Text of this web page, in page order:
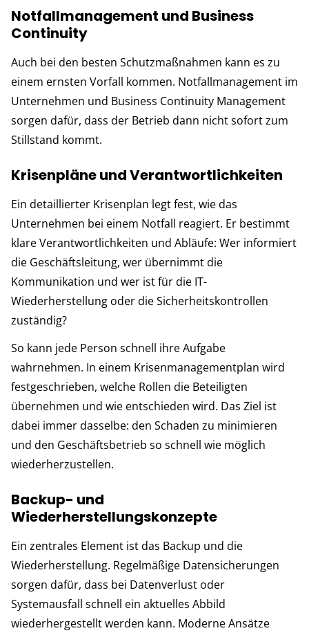
Notfallmanagement und Business
Continuity
Auch bei den besten Schutzmaßnahmen kann es zu
einem ernsten Vorfall kommen. Notfallmanagement im
Unternehmen und Business Continuity Management
sorgen dafür, dass der Betrieb dann nicht sofort zum
Stillstand kommt.
Krisenpläne und Verantwortlichkeiten
Ein detaillierter Krisenplan legt fest, wie das
Unternehmen bei einem Notfall reagiert. Er bestimmt
klare Verantwortlichkeiten und Abläufe: Wer informiert
die Geschäftsleitung, wer übernimmt die
Kommunikation und wer ist für die IT-
Wiederherstellung oder die Sicherheitskontrollen
zuständig?
So kann jede Person schnell ihre Aufgabe
wahrnehmen. In einem Krisenmanagementplan wird
festgeschrieben, welche Rollen die Beteiligten
übernehmen und wie entschieden wird. Das Ziel ist
dabei immer dasselbe: den Schaden zu minimieren
und den Geschäftsbetrieb so schnell wie möglich
wiederherzustellen.
Backup- und
Wiederherstellungskonzepte
Ein zentrales Element ist das Backup und die
Wiederherstellung. Regelmäßige Datensicherungen
sorgen dafür, dass bei Datenverlust oder
Systemausfall schnell ein aktuelles Abbild
wiederhergestellt werden kann. Moderne Ansätze